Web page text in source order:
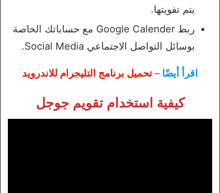
يتم تفويتها.
ربط Google Calender مع حساباتك الخاصة
بوسائل التواصل الاجتماعي Social Media.
اقرأ أيضًا – تحميل برنامج التليجرام للاندرويد
كيفية استخدام تقويم جوجل